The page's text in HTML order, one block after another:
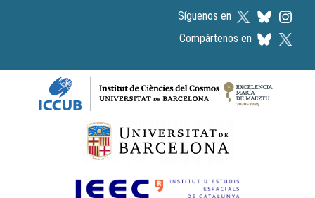
Síguenos en
Compártenos en
Logos footer